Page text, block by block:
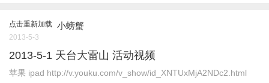
点击重新加载 小螃蟹
2013-5-3
2013-5-1 天台大雷山 活动视频
苹果 ipad http://v.youku.com/v_show/id_XNTUxMjA2NDc2.html